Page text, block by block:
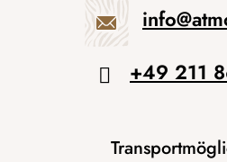
info@
+49 211